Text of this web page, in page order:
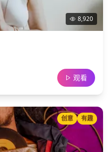
8,920
观看
创意 有趣